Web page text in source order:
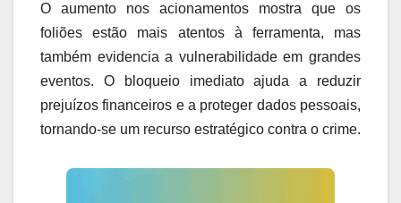
O aumento nos acionamentos mostra que os
foliões estão mais atentos à ferramenta, mas
também evidencia a vulnerabilidade em grandes
eventos. O bloqueio imediato ajuda a reduzir
prejuízos financeiros e a proteger dados pessoais,
tornando-se um recurso estratégico contra o crime.